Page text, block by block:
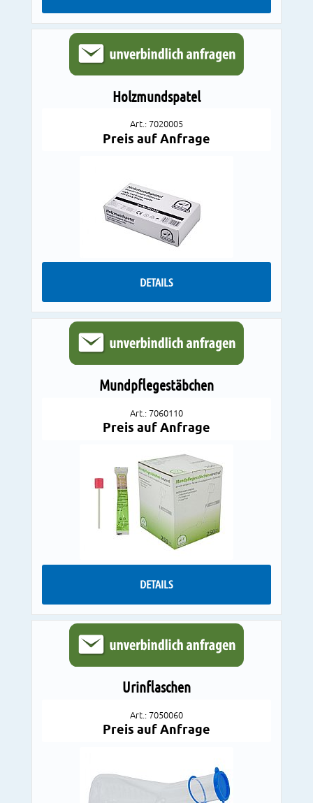
Holzmundspatel
Art.: 7020005
Preis auf Anfrage
DETAILS
Mundpflegestäbchen
Art.: 7060110
Preis auf Anfrage
DETAILS
Urinflaschen
Art.: 7050060
Preis auf Anfrage